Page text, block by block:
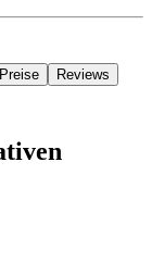
Preise Reviews